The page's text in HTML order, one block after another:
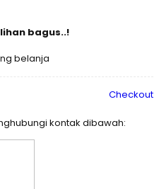
bagus..!
belanja
Checkout
kontak dibawah: